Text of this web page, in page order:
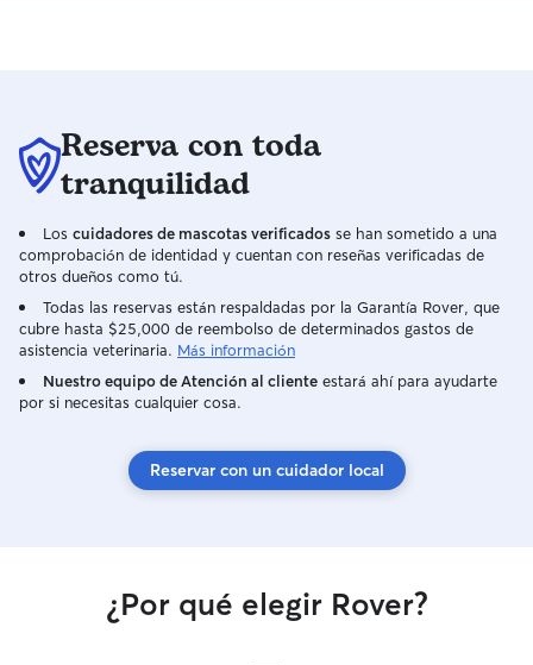
Reserva con toda
tranquilidad
Los cuidadores de mascotas verificados se han sometido a una
comprobación de identidad y cuentan con reseñas verificadas de
otros dueños como tú.
Todas las reservas están respaldadas por la Garantía Rover, que
cubre hasta $25,000 de reembolso de determinados gastos de
asistencia veterinaria. Más información
Nuestro equipo de Atención al cliente estará ahí para ayudarte
por si necesitas cualquier cosa.
Reservar con un cuidador local
¿Por qué elegir Rover?